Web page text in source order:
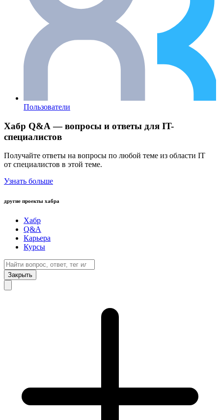
Пользователи
Хабр Q&A — вопросы и ответы для IT-
специалистов
Получайте ответы на вопросы по любой теме из области IT
от специалистов в этой теме.
Узнать больше
другие проекты хабра
Хабр
Q&A
Карьера
Курсы
Закрыть